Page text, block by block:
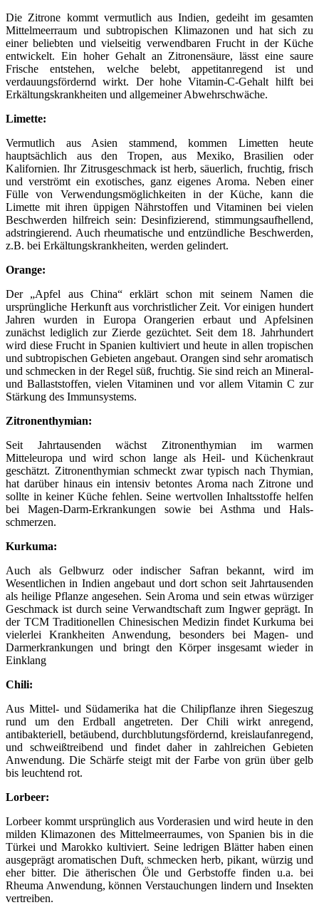
Die Zitrone kommt vermutlich aus Indien, gedeiht im gesamten
Mittelmeerraum und subtropischen Klimazonen und hat sich zu
einer beliebten und vielseitig verwendbaren Frucht in der Küche
entwickelt. Ein hoher Gehalt an Zitronensäure, lässt eine saure
Frische entstehen, welche belebt, appetitanregend ist und
verdauungsfördernd wirkt. Der hohe Vitamin-C-Gehalt hilft bei
Erkältungskrankheiten und allgemeiner Abwehrschwäche.
Limette:
Vermutlich aus Asien stammend, kommen Limetten heute
hauptsächlich aus den Tropen, aus Mexiko, Brasilien oder
Kalifornien. Ihr Zitrusgeschmack ist herb, säuerlich, fruchtig, frisch
und verströmt ein exotisches, ganz eigenes Aroma. Neben einer
Fülle von Verwendungsmöglichkeiten in der Küche, kann die
Limette mit ihren üppigen Nährstoffen und Vitaminen bei vielen
Beschwerden hilfreich sein: Desinfizierend, stimmungsaufhellend,
adstringierend. Auch rheumatische und entzündliche Beschwerden,
z.B. bei Erkältungskrankheiten, werden gelindert.
Orange:
Der „Apfel aus China“ erklärt schon mit seinem Namen die
ursprüngliche Herkunft aus vorchristlicher Zeit. Vor einigen hundert
Jahren wurden in Europa Orangerien erbaut und Apfelsinen
zunächst lediglich zur Zierde gezüchtet. Seit dem 18. Jahrhundert
wird diese Frucht in Spanien kultiviert und heute in allen tropischen
und subtropischen Gebieten angebaut. Orangen sind sehr aromatisch
und schmecken in der Regel süß, fruchtig. Sie sind reich an Mineral-
und Ballaststoffen, vielen Vitaminen und vor allem Vitamin C zur
Stärkung des Immunsystems.
Zitronenthymian:
Seit Jahrtausenden wächst Zitronenthymian im warmen
Mitteleuropa und wird schon lange als Heil- und Küchenkraut
geschätzt. Zitronenthymian schmeckt zwar typisch nach Thymian,
hat darüber hinaus ein intensiv betontes Aroma nach Zitrone und
sollte in keiner Küche fehlen. Seine wertvollen Inhaltsstoffe helfen
bei Magen-Darm-Erkrankungen sowie bei Asthma und Hals-
schmerzen.
Kurkuma:
Auch als Gelbwurz oder indischer Safran bekannt, wird im
Wesentlichen in Indien angebaut und dort schon seit Jahrtausenden
als heilige Pflanze angesehen. Sein Aroma und sein etwas würziger
Geschmack ist durch seine Verwandtschaft zum Ingwer geprägt. In
der TCM Traditionellen Chinesischen Medizin findet Kurkuma bei
vielerlei Krankheiten Anwendung, besonders bei Magen- und
Darmerkrankungen und bringt den Körper insgesamt wieder in
Einklang
Chili:
Aus Mittel- und Südamerika hat die Chilipflanze ihren Siegeszug
rund um den Erdball angetreten. Der Chili wirkt anregend,
antibakteriell, betäubend, durchblutungsfördernd, kreislaufanregend,
und schweißtreibend und findet daher in zahlreichen Gebieten
Anwendung. Die Schärfe steigt mit der Farbe von grün über gelb
bis leuchtend rot.
Lorbeer:
Lorbeer kommt ursprünglich aus Vorderasien und wird heute in den
milden Klimazonen des Mittelmeerraumes, von Spanien bis in die
Türkei und Marokko kultiviert. Seine ledrigen Blätter haben einen
ausgeprägt aromatischen Duft, schmecken herb, pikant, würzig und
eher bitter. Die ätherischen Öle und Gerbstoffe finden u.a. bei
Rheuma Anwendung, können Verstauchungen lindern und Insekten
vertreiben.